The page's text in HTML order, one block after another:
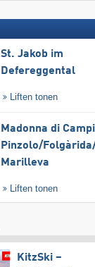
St. Jakob im
Defereggental
Liften tonen
Madonna di
Pinzolo/​
Marilleva
Liften tonen
KitzSki –